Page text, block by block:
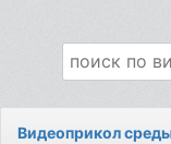
Видеоприкол